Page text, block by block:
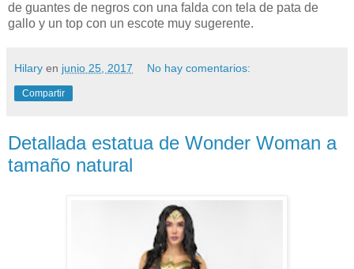
de guantes de negros con una falda con tela de pata de
gallo y un top con un escote muy sugerente.
Hilary en junio 25, 2017 No hay comentarios:
Compartir
Detallada estatua de Wonder Woman a
tamaño natural